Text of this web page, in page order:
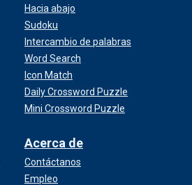
Hacia abajo
Sudoku
Intercambio de palabras
Word Search
Icon Match
Daily Crossword Puzzle
Mini Crossword Puzzle
Acerca de
Contáctanos
Empleo